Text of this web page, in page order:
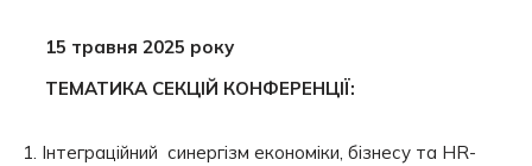
15 травня 2025 року
ТЕМАТИКА СЕКЦІЙ КОНФЕРЕНЦІЇ:
Інтеграційний синергізм економіки, бізнесу та HR-